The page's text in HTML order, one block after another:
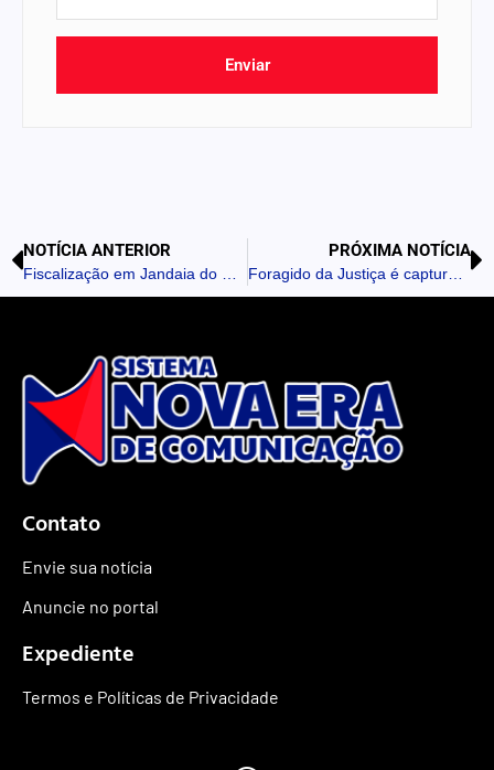
Enviar
NOTÍCIA ANTERIOR PRÓXIMA NOTÍCIA
Foragido da Justiça é capturado pela PM em Califórnia
Contato
Envie sua notícia
Anuncie no portal
Expediente
Termos e Políticas de Privacidade